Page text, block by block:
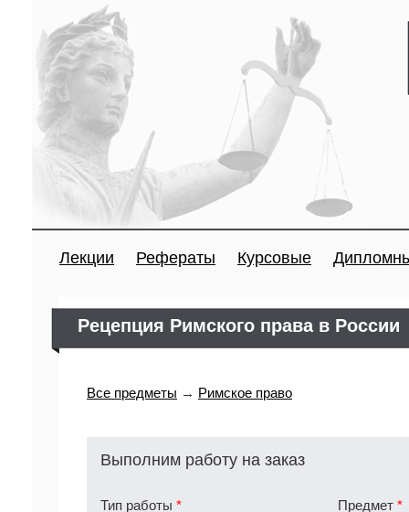
Лекции Рефераты Курсовые
Рецепция Римского права в России
Все предметы → Римское право
Выполним работу на заказ
Тип работы * Предмет *